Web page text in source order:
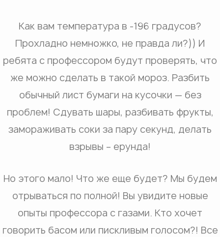
Как вам температура в -196 градусов?
Прохладно немножко, не правда ли?)) И
ребята с профессором будут проверять, что
же можно сделать в такой мороз. Разбить
обычный лист бумаги на кусочки — без
проблем! Сдувать шары, разбивать фрукты,
замораживать соки за пару секунд, делать
взрывы – ерунда!
Но этого мало! Что же еще будет? Мы будем
отрываться по полной! Вы увидите новые
опыты профессора с газами. Кто хочет
говорить басом или пискливым голосом?! Все